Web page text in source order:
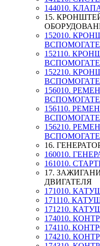
144010.
15.
152010.
152110.
152210.
156010.
156110.
156210.
16.
160010.
161010.
17.
ДВИГАТЕЛЯ
171010.
171110.
171210.
174010.
174110.
174210.